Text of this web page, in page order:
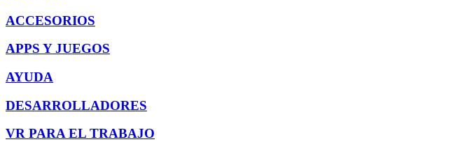
ACCESORIOS
APPS Y JUEGOS
AYUDA
DESARROLLADORES
VR PARA EL TRABAJO